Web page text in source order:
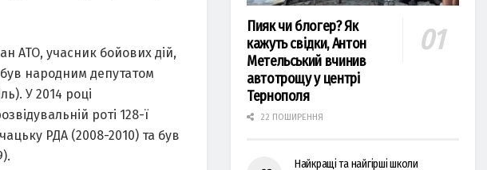
АТО, учасник бойових дій,
був народним депутатом
У 2014 році
роті 128-ї
РДА (2008-2010) та був
Пияк чи блогер? Як
кажуть свідки, Антон
Метельський вчинив
автотрощу у центрі
Тернополя
22 ПОШИРЕННЯ
Найкращі та найгірші школи